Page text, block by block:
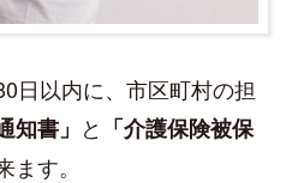
日以内に、市区町村の担
知書」 と 「介護保険被保
す。